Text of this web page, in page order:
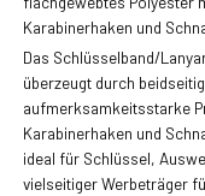
Karabinerhaken und
Das Schlüsselband/
überzeugt durch
aufmerksamkeitsstarke
Karabinerhaken und
ideal für Schlüssel,
vielseitiger Werbeträger